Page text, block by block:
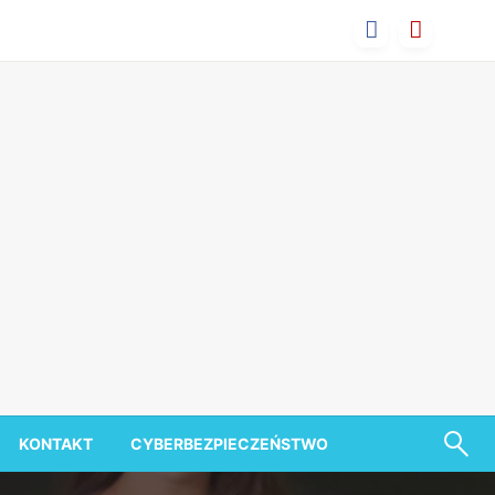
KONTAKT CYBERBEZPIECZEŃSTWO